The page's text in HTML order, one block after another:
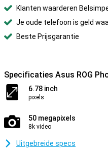
Klanten waarderen
Je oude telefoon is geld
Beste Prijsgarantie
Specificaties Asus ROG
6.78 inch
pixels
50 megapixels
8k video
Uitgebreide specs